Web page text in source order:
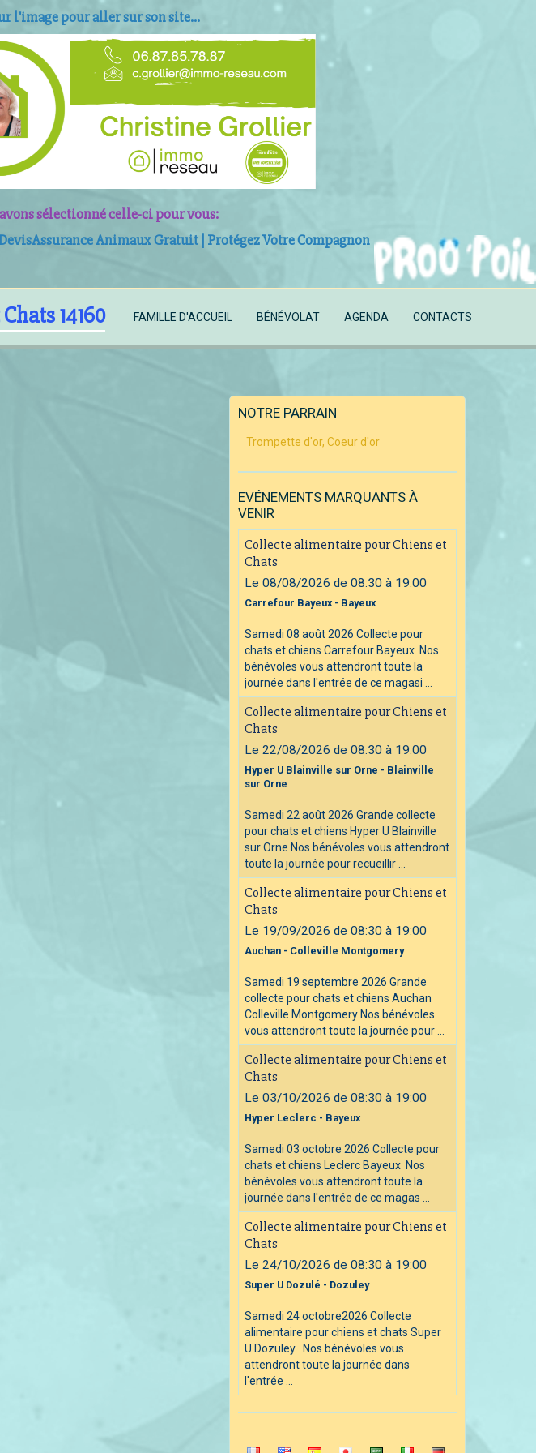
l'image pour aller sur son site...
sélectionné celle-ci pour vous:
evisAssurance Animaux Gratuit | Protégez Votre Compagnon
14160 FAMILLE D'ACCUEIL BÉNÉVOLAT AGENDA CONTACTS
NOTRE PARRAIN
Trompette d'or, Coeur d'or
EVÉNEMENTS MARQUANTS À
VENIR
Collecte alimentaire pour Chiens et
Chats
Le 08/08/2026 de 08:30 à 19:00
Carrefour Bayeux - Bayeux
Samedi 08 août 2026 Collecte pour
chats et chiens Carrefour Bayeux Nos
bénévoles vous attendront toute la
journée dans l'entrée de ce magasi ...
Collecte alimentaire pour Chiens et
Chats
Le 22/08/2026 de 08:30 à 19:00
Hyper U Blainville sur Orne - Blainville
sur Orne
Samedi 22 août 2026 Grande collecte
pour chats et chiens Hyper U Blainville
sur Orne Nos bénévoles vous attendront
toute la journée pour recueillir ...
Collecte alimentaire pour Chiens et
Chats
Le 19/09/2026 de 08:30 à 19:00
Auchan - Colleville Montgomery
Samedi 19 septembre 2026 Grande
collecte pour chats et chiens Auchan
Colleville Montgomery Nos bénévoles
vous attendront toute la journée pour ...
Collecte alimentaire pour Chiens et
Chats
Le 03/10/2026 de 08:30 à 19:00
Hyper Leclerc - Bayeux
Samedi 03 octobre 2026 Collecte pour
chats et chiens Leclerc Bayeux Nos
bénévoles vous attendront toute la
journée dans l'entrée de ce magas ...
Collecte alimentaire pour Chiens et
Chats
Le 24/10/2026 de 08:30 à 19:00
Super U Dozulé - Dozuley
Samedi 24 octobre2026 Collecte
alimentaire pour chiens et chats Super
U Dozuley Nos bénévoles vous
attendront toute la journée dans
l'entrée ...